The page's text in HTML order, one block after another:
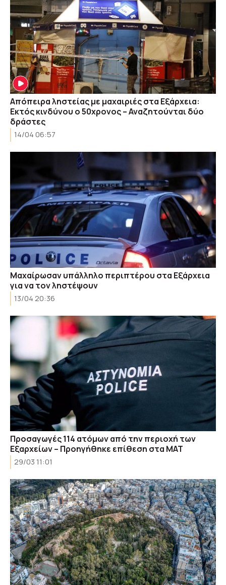
Απόπειρα ληστείας με μαχαιριές στα Εξάρχεια:
Εκτός κινδύνου ο 50χρονος – Αναζητούνται δύο
δράστες
14/04 06:57
Μαχαίρωσαν υπάλληλο περιπτέρου στα Εξάρχεια
για να τον ληστέψουν
13/04 20:36
Προσαγωγές 114 ατόμων από την περιοχή των
Εξαρχείων – Προηγήθηκε επίθεση στα ΜΑΤ
29/03 11:01